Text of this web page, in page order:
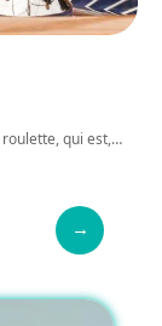
qui est,…